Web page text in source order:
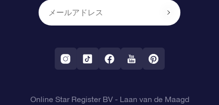
法人ギフト
One Million Stars
星間飛行VRアプリ
配送に関する情報
Online Star Register BV- Laan van de Maagd